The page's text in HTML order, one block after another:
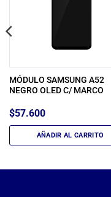
MÓDULO SAMSUNG A52
NEGRO OLED C/ MARCO
$57.600
AÑADIR AL CARRITO